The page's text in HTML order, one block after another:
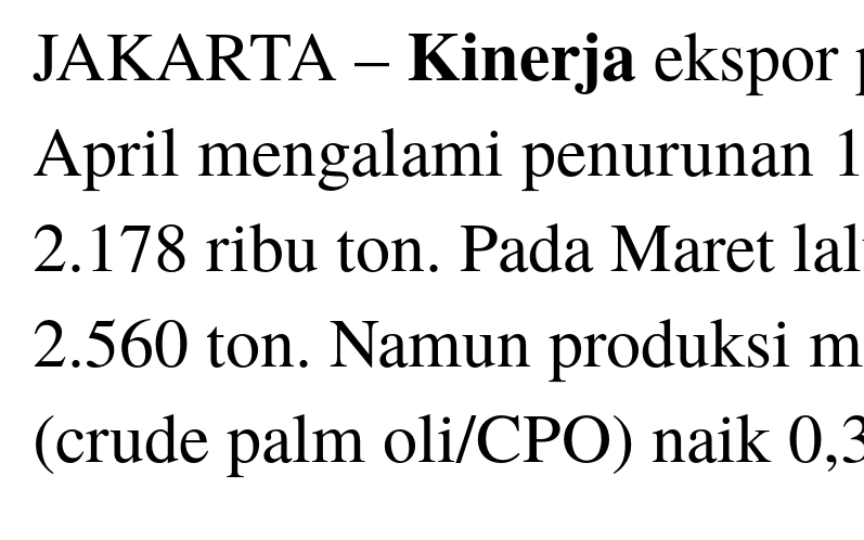
JAKARTA – Kinerja
April mengalami penurunan
2.178 ribu ton. Pada Maret
2.560 ton. Namun produksi
(crude palm oli/CPO) naik